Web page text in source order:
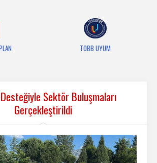
TOBB UYUM
Desteğiyle Sektör Buluşmaları
Gerçekleştirildi